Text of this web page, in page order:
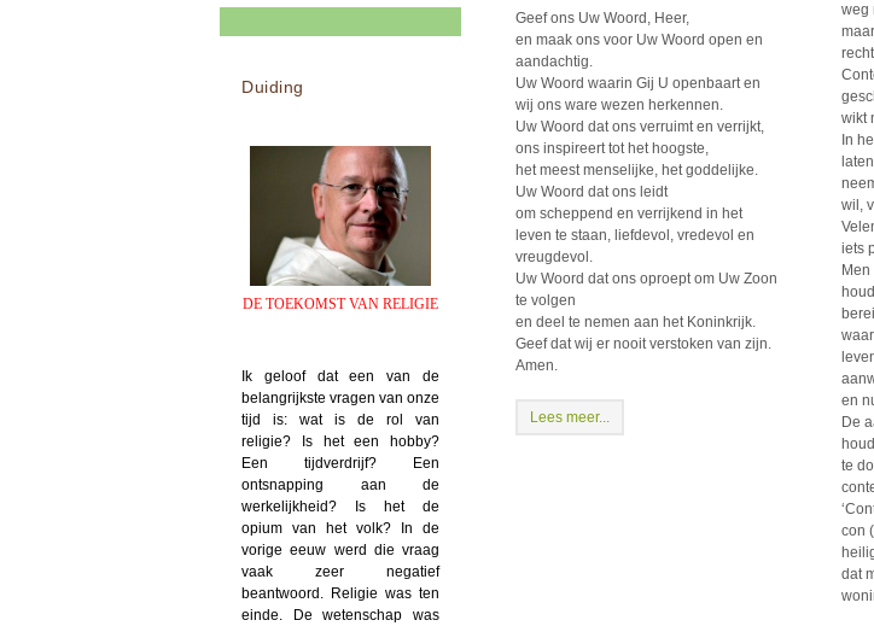
Duiding
DE TOEKOMST VAN RELIGIE
Ik geloof dat een van de
belangrijkste vragen van onze
tijd is: wat is de rol van
religie? Is het een hobby?
Een tijdverdrijf? Een
ontsnapping aan de
werkelijkheid? Is het de
opium van het volk? In de
vorige eeuw werd die vraag
vaak zeer negatief
beantwoord. Religie was ten
einde. De wetenschap was
Geef ons Uw Woord, Heer,
en maak ons voor Uw Woord open en
aandachtig.
Uw Woord waarin Gij U openbaart en
wij ons ware wezen herkennen.
Uw Woord dat ons verruimt en verrijkt,
ons inspireert tot het hoogste,
het meest menselijke, het goddelijke.
Uw Woord dat ons leidt
om scheppend en verrijkend in het
leven te staan, liefdevol, vredevol en
vreugdevol.
Uw Woord dat ons oproept om Uw Zoon
te volgen
en deel te nemen aan het Koninkrijk.
Geef dat wij er nooit verstoken van zijn.
Amen.
Lees meer...
weg
wikt
In
wil,
iets
en
De
te
con
dat